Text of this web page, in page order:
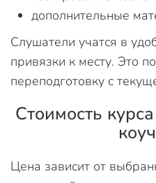
дополнительные
Слушатели учатся в
привязки к месту. Это
переподготовку с
Стоимость
Цена зависит от